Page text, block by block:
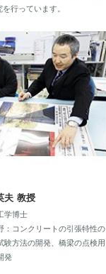
行っています。
夫 教授
学博士
：コンクリートの引張特性の
験方法の開発、橋梁の点検用
発